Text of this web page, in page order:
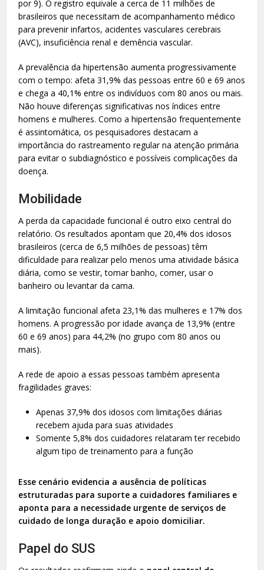
por 9). O registro equivale a cerca de 11 milhões de
brasileiros que necessitam de acompanhamento médico
para prevenir infartos, acidentes vasculares cerebrais
(AVC), insuficiência renal e demência vascular.
A prevalência da hipertensão aumenta progressivamente
com o tempo: afeta 31,9% das pessoas entre 60 e 69 anos
e chega a 40,1% entre os indivíduos com 80 anos ou mais.
Não houve diferenças significativas nos índices entre
homens e mulheres. Como a hipertensão frequentemente
é assintomática, os pesquisadores destacam a
importância do rastreamento regular na atenção primária
para evitar o subdiagnóstico e possíveis complicações da
doença.
Mobilidade
A perda da capacidade funcional é outro eixo central do
relatório. Os resultados apontam que 20,4% dos idosos
brasileiros (cerca de 6,5 milhões de pessoas) têm
dificuldade para realizar pelo menos uma atividade básica
diária, como se vestir, tomar banho, comer, usar o
banheiro ou levantar da cama.
A limitação funcional afeta 23,1% das mulheres e 17% dos
homens. A progressão por idade avança de 13,9% (entre
60 e 69 anos) para 44,2% (no grupo com 80 anos ou
mais).
A rede de apoio a essas pessoas também apresenta
fragilidades graves:
Apenas 37,9% dos idosos com limitações diárias
recebem ajuda para suas atividades
Somente 5,8% dos cuidadores relataram ter recebido
algum tipo de treinamento para a função
Esse cenário evidencia a ausência de políticas
estruturadas para suporte a cuidadores familiares e
aponta para a necessidade urgente de serviços de
cuidado de longa duração e apoio domiciliar.
Papel do SUS